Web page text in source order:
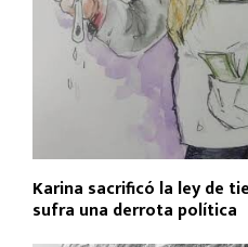
Karina sacrificó la ley de
sufra una derrota política